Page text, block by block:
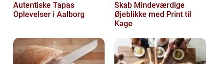
Autentiske Tapas
Oplevelser i Aalborg
Skab Mindeværdige
Øjeblikke med Print til
Kage